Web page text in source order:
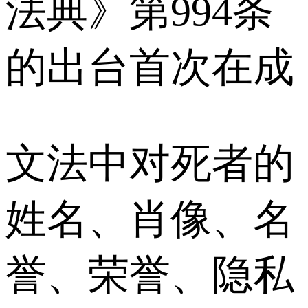
法典》第994条
的出台首次在成
文法中对死者的
姓名、肖像、名
誉、荣誉、隐私